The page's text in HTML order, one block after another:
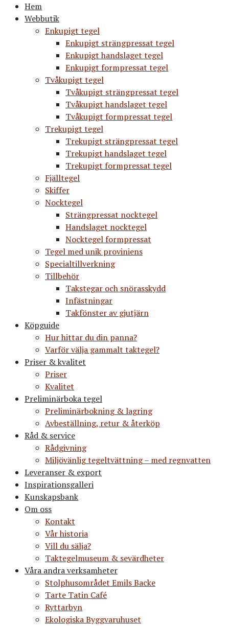
Hem
Webbutik
Enkupigt tegel
Enkupigt strängpressat tegel
Enkupigt handslaget tegel
Enkupigt formpressat tegel
Tvåkupigt tegel
Tvåkupigt strängpressat tegel
Tvåkupigt handslaget tegel
Tvåkupigt formpressat tegel
Trekupigt tegel
Trekupigt strängpressat tegel
Trekupigt handslaget tegel
Trekupigt formpressat tegel
Fjälltegel
Skiffer
Nocktegel
Strängpressat nocktegel
Handslaget nocktegel
Nocktegel formpressat
Tegel med unik proviniens
Specialtillverkning
Tillbehör
Takstegar och snörasskydd
Infästningar
Takfönster av gjutjärn
Köpguide
Hur hittar du din panna?
Varför välja gammalt taktegel?
Priser & kvalitet
Priser
Kvalitet
Preliminärboka tegel
Preliminärbokning & lagring
Avbeställning, retur & återköp
Råd & service
Rådgivning
Miljövänlig tegeltvättning – med regnvatten
Leveranser & export
Inspirationsgalleri
Kunskapsbank
Om oss
Kontakt
Vår historia
Vill du sälja?
Taktegelmuseum & sevärdheter
Våra andra verksamheter
Stolphusområdet Emils Backe
Tarte Tatin Café
Ryttarbyn
Ekologiska Byggvaruhuset